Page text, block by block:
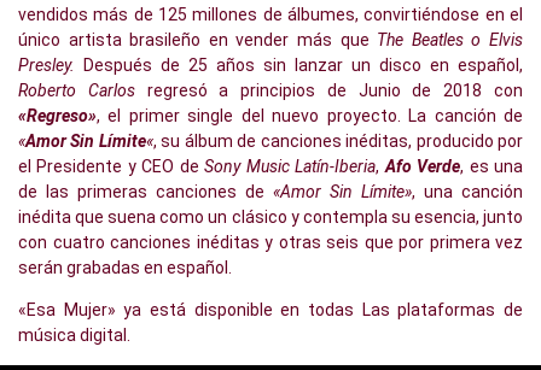
vendidos más de 125 millones de álbumes, convirtiéndose en el
único artista brasileño en vender más que The Beatles o Elvis
Presley. Después de 25 años sin lanzar un disco en español,
Roberto Carlosregresó a principios de Junio de 2018 con
«Regreso», el primer single del nuevo proyecto. La canción de
«Amor Sin Límite«, su álbum de canciones inéditas, producido por
el Presidente y CEO de Sony Music Latín-Iberia, Afo Verde, es una
de las primeras canciones de «Amor Sin Límite», una canción
inédita que suena como un clásico y contempla su esencia, junto
con cuatro canciones inéditas y otras seis que por primera vez
serán grabadas en español.
«Esa Mujer» ya está disponible en todas Las plataformas de
música digital.